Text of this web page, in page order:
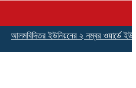
আলমবিদিতর ইউনিয়নের ২ নম্বর ওয়ার্ডে ইউপি